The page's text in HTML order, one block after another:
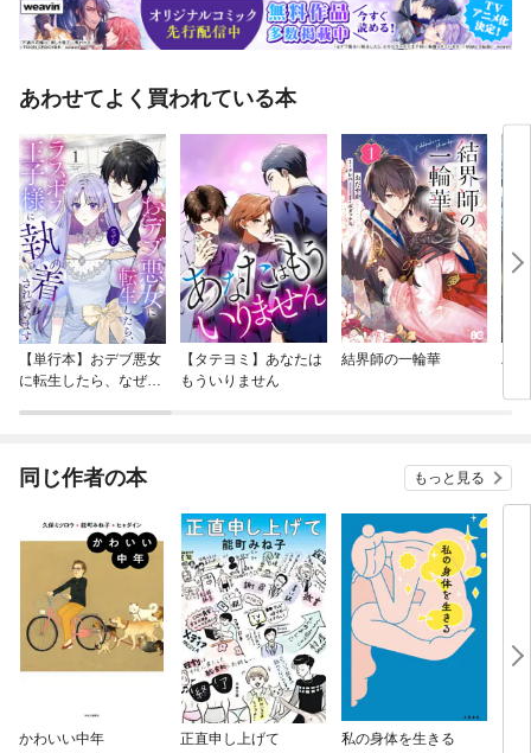
あわせてよく買われている本
【単行本】おデブ悪女
に転生したら、なぜか
【タテヨミ】あなたは
もういりません
結界師の一輪華
バ
今
同じ作者の本 もっと見る
かわいい中年 正直申し上げて 私の身体を生きる